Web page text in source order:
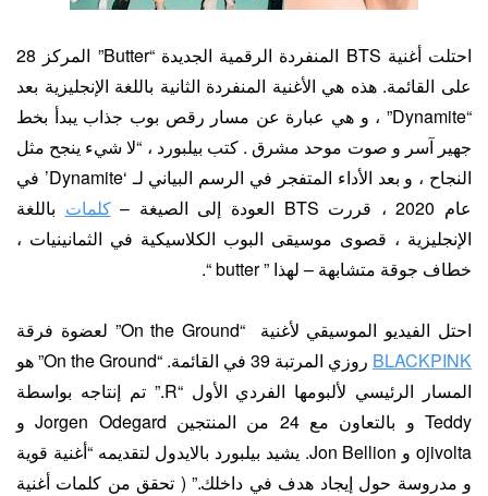
احتلت أغنية BTS المنفردة الرقمية الجديدة “Butter” المركز 28
على القائمة. هذه هي الأغنية المنفردة الثانية باللغة الإنجليزية بعد
“Dynamite” ، و هي عبارة عن مسار رقص بوب جذاب يبدأ بخط
جهير آسر و صوت موحد مشرق . كتب بيلبورد ، “لا شيء ينجح مثل
النجاح ، و بعد الأداء المتفجر في الرسم البياني لـ ‘Dynamite’ في
عام 2020 ، قررت BTS العودة إلى الصيغة –
كلمات باللغة
الإنجليزية ، قصوى موسيقى البوب ​​الكلاسيكية في الثمانينيات ،
خطاف جوقة متشابهة – لهذا ” butter “.
احتل الفيديو الموسيقي لأغنية “On the Ground” لعضوة فرقة
BLACKPINK
روزي المرتبة 39 في القائمة. “On the Ground” هو
المسار الرئيسي لألبومها الفردي الأول “R.” تم إنتاجه بواسطة
Teddy و بالتعاون مع 24 من المنتجين Jorgen Odegard و
ojivolta و Jon Bellion. يشيد بيلبورد بالايدول لتقديمه “أغنية قوية
و مدروسة حول إيجاد هدف في داخلك.” ( تحقق من كلمات أغنية